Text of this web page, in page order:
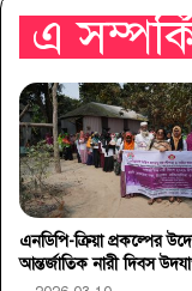
এ
এনডিপি-ক্রিয়া প্রকল্পের
আন্তর্জাতিক নারী দিবস